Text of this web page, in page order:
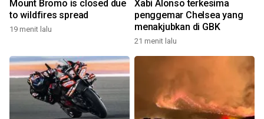
Mount Bromo is closed due
to wildfires spread
19 menit lalu
Xabi Alonso terkesima
penggemar Chelsea yang
menakjubkan di GBK
21 menit lalu